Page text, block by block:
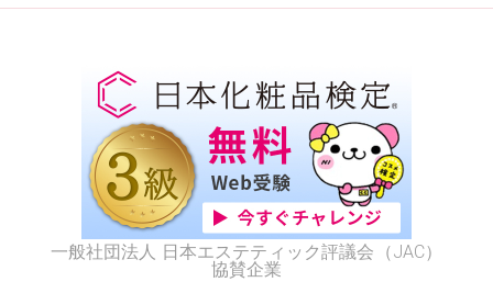
一般社団法人 日本エステティック評議会（JAC）
協賛企業